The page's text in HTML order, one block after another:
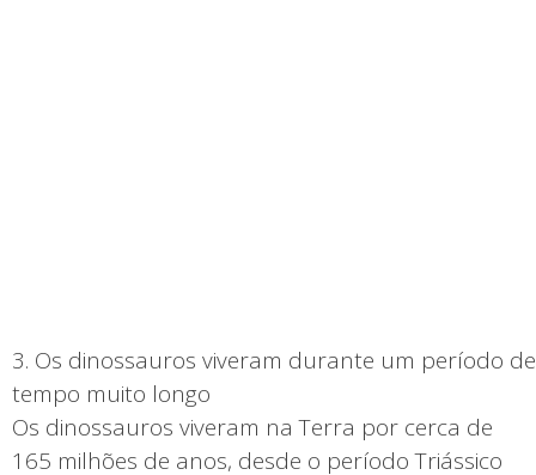
3. Os dinossauros viveram durante um período de
tempo muito longo
Os dinossauros viveram na Terra por cerca de
165 milhões de anos, desde o período Triássico